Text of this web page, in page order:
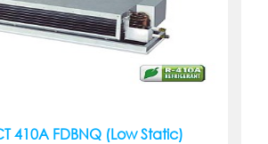
410A FDBNQ (Low Static)